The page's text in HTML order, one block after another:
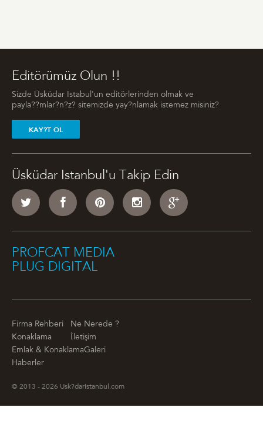
Editörümüz Olun !!
Sizde Üsküdar Istabul'un editörlerinden olmak ve
payla??mlar?n?z? sitemizde yay?nlamak istemez misiniz?
KAY?T OL
Üsküdar Istanbul'u Takip Edin
PROFCAT MEDIA
PLUG DIGITAL
Firma Rehberi
Ne Nerede ?
Konaklama
İletişim
Emlak & KonaklamaGaleri
Haberler
© 2013 - 2026 Usk?darIstanbul.com